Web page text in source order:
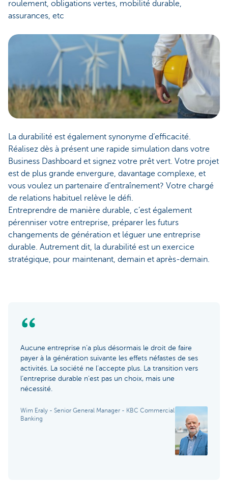
roulement, obligations vertes, mobilité durable,
assurances, etc
La durabilité est également synonyme d’efficacité.
Réalisez dès à présent une rapide simulation dans votre
Business Dashboard et signez votre prêt vert. Votre projet
est de plus grande envergure, davantage complexe, et
vous voulez un partenaire d’entraînement? Votre chargé
de relations habituel relève le défi.
Entreprendre de manière durable, c’est également
pérenniser votre entreprise, préparer les futurs
changements de génération et léguer une entreprise
durable. Autrement dit, la durabilité est un exercice
stratégique, pour maintenant, demain et après-demain.
Aucune entreprise n’a plus désormais le droit de faire
payer à la génération suivante les effets néfastes de ses
activités. La société ne l’accepte plus. La transition vers
l’entreprise durable n'est pas un choix, mais une
nécessité.
Wim Eraly - Senior General Manager - KBC Commercial
Banking